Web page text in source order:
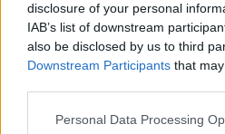
disclosure of your personal
IAB’s list of downstream
also be disclosed by us to third
Downstream Participants that
Personal Data Processing
Domande e risposte verso
I trends sono chiari dopo le